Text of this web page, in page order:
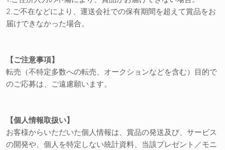
2.ご不在などにより、運送会社での保有期間を超えて賞品をお
届けできなかった場合。
【ご注意事項】
転売（不特定多数への転売、オークションなどを含む）目的で
のご応募は、ご遠慮願います。
【個人情報取扱い】
お客様からいただいた個人情報は、賞品の発送及び、サービス
の開発や、個人を特定しない統計資料、当該プレゼント／モニ